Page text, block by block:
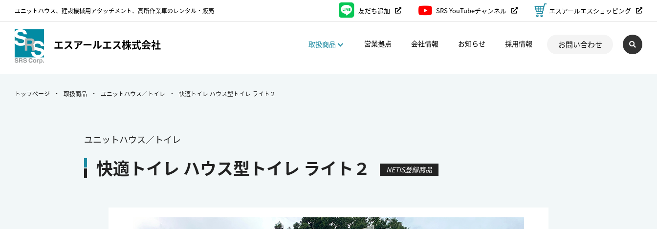
ユニットハウス、建設機械用アタッチメント、 高所作業車のレンタル・販売 友だち追加 SRS YouTubeチャンネル エスアールエスショッピング
エスアールエス株式会社 取扱商品 営業拠点 会社情報 お知らせ 採用情報 お問い合わせ
トップページ 取扱商品 ユニットハウス／トイレ 快適トイレ ハウス型トイレ ライト２
ユニットハウス／トイレ
快適トイレ ハウス型トイレ ライト２ NETIS登録商品